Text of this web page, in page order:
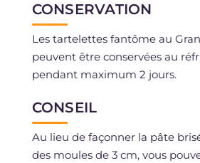
CONSERVATION
Les tartelettes fantôme au
peuvent être conservées au
pendant maximum 2 jours.
La mousse de Grana Padano
conservée au réfrigérateur
dans la poche à douille.
CONSEIL
Au lieu de façonner la pâte
des moules de 3 cm, vous